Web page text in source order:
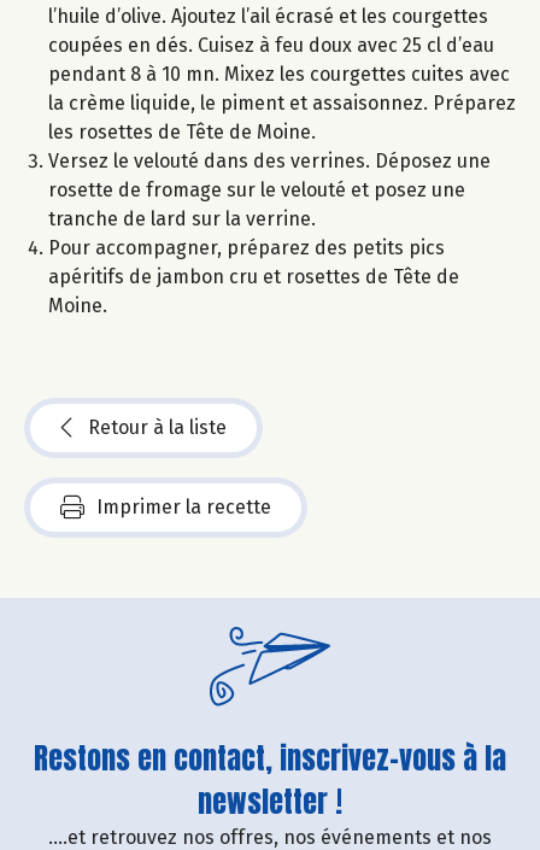
l’huile d’olive. Ajoutez l’ail écrasé et les courgettes
coupées en dés. Cuisez à feu doux avec 25 cl d’eau
pendant 8 à 10 mn. Mixez les courgettes cuites avec
la crème liquide, le piment et assaisonnez. Préparez
les rosettes de Tête de Moine.
Versez le velouté dans des verrines. Déposez une
rosette de fromage sur le velouté et posez une
tranche de lard sur la verrine.
Pour accompagner, préparez des petits pics
apéritifs de jambon cru et rosettes de Tête de
Moine.
Retour à la liste
Imprimer la recette
Restons en contact, inscrivez-vous à la
newsletter !
....et retrouvez nos offres, nos événements et nos